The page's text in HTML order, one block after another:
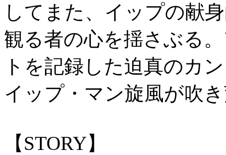
してまた、イップの献
観る者の心を揺さぶる
トを記録した迫真のカ
イップ・マン旋風が吹
【STORY】